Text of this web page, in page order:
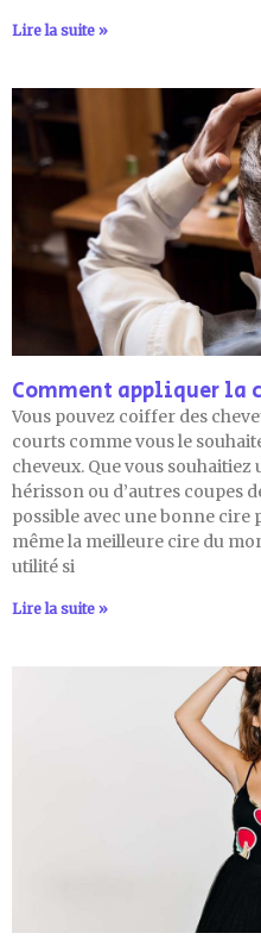
Lire la suite »
Comment appliquer la
Vous pouvez coiffer des
courts comme vous le
cheveux. Que vous
hérisson ou d’autres coupes
possible avec une bonne cire
même la meilleure cire du
utilité si
Lire la suite »